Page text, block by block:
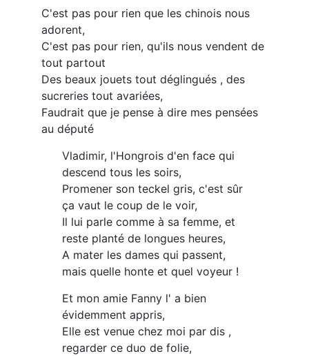
C'est pas pour rien que les chinois nous
adorent,
C'est pas pour rien, qu'ils nous vendent de
tout partout
Des beaux jouets tout déglingués , des
sucreries tout avariées,
Faudrait que je pense à dire mes pensées
au député
Vladimir, l'Hongrois d'en face qui
descend tous les soirs,
Promener son teckel gris, c'est sûr
ça vaut le coup de le voir,
Il lui parle comme à sa femme, et
reste planté de longues heures,
A mater les dames qui passent,
mais quelle honte et quel voyeur !
Et mon amie Fanny l' a bien
évidemment appris,
Elle est venue chez moi par dis ,
regarder ce duo de folie,